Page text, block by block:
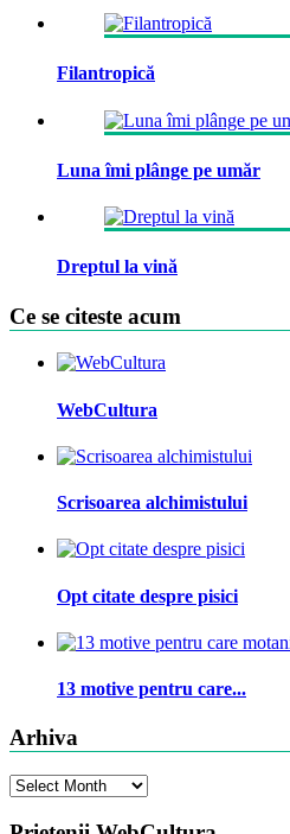
Filantropică
Luna îmi plânge pe umăr
Dreptul la vină
Ce se citeste acum
WebCultura
Scrisoarea alchimistului
Opt citate despre pisici
13 motive pentru care...
Arhiva
Arhiva